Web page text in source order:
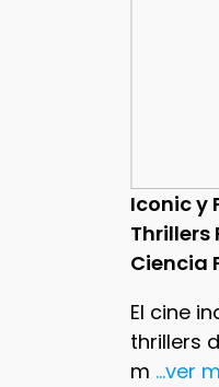
Iconic y
Thrillers
Ciencia
El cine
thrillers
m ...ver